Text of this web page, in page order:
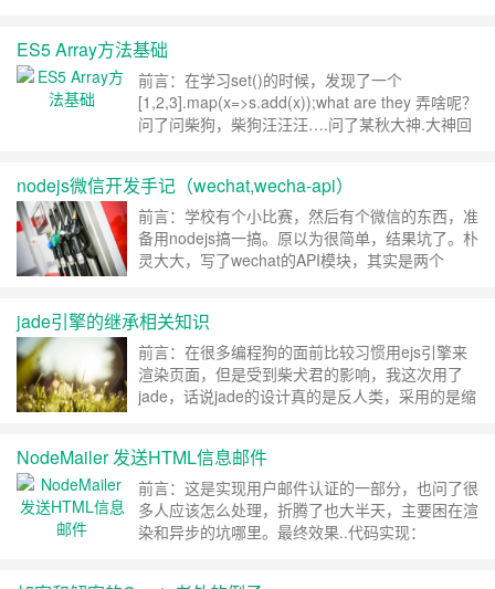
朴大大，写的那个事件解决雪崩问题的ｄｅｍｏ升
级版么。回顾（朴灵大大）：雪崩问题是在缓存失
效的情景下，大并发高访问量同时涌入数据库中查
询，……继续阅读 »
ES5 Array方法基础
前言：在学习set()的时候，发现了一个
[1,2,3].map(x=>s.add(x));what are they 弄啥呢？
问了问柴狗，柴狗汪汪汪….问了某秋大神.大神回
法：forEach (js v1.6)，map (js……
nodejs微信开发手记（wechat,wecha-api）
前言：学校有个小比赛，然后有个微信的东西，准
备用nodejs搞一搞。原以为很简单，结果坑了。朴
灵大大，写了wechat的API模块，其实是两个
GitHub （wechat）： https://github.com/node-
webot……继续阅读 »
jade引擎的继承相关知识
前言：在很多编程狗的面前比较习惯用ejs引擎来
渲染页面，但是受到柴犬君的影响，我这次用了
jade，话说jade的设计真的是反人类，采用的是缩
都说这是个趋势，但是jade除了简便和直观以外，
其实性能上还是略逊一筹的。最想吐槽的其实还是
对齐、主要……继续阅读 »
NodeMailer 发送HTML信息邮件
前言：这是实现用户邮件认证的一部分，也问了很
多人应该怎么处理，折腾了也大半天，主要困在渲
染和异步的坑哪里。最终效果..代码实现：